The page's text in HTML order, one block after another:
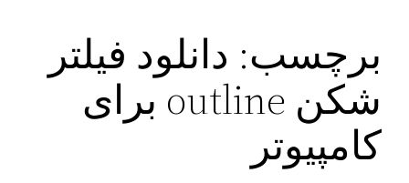
برچسب: دانلود فیلتر
شکن outline برای
کامپیوتر